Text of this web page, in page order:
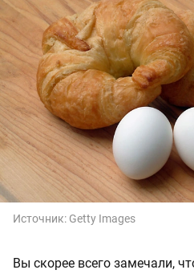
Источник: Getty Images
Вы скорее всего замечали,